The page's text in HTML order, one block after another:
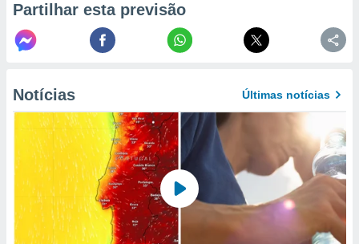
de
para
utilizar
criar
Partilhar esta previsão
Notícias Últimas notícias